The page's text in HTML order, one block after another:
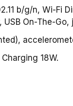
b/g/n, Wi-Fi
On-The-Go,
18W.